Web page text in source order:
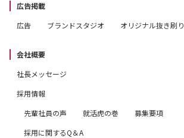
広告掲載
広告
ブランドスタジオ オリジナル抜き刷り
会社概要
社長メッセージ
採用情報
先輩社員の声
就活虎の巻
募集要項
採用に関するQ＆A